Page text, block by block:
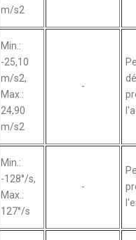
m/s2
Min.:
-25,10
m/s2,
Max.:
24,90
m/s2
-
Min.:
-128°/s,
Max.:
127°/s
-